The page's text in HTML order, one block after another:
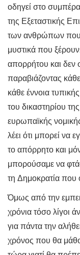
οδηγεί στο
της Εξεταστικής
των ανθρώπων που
μυστικά που
απορρήτου και
παραβιάζοντας
κάθε έννοια
του δικαστηρίου
ευρωπαϊκής
λέει ότι μπορεί να
το απόρρητο και
μπορούσαμε να
τη Δημοκρατία που
Όμως από την
χρόνια τόσο λίγοι
για πάντα την
χρόνος που θα